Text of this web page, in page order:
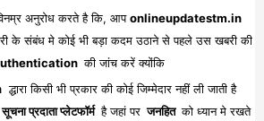
अनुरोध करते है कि, आपonlineupdatestm.in
के संबंध मे कोई भी बड़ा कदम उठाने से पहले उस खबरी की
की जांच करें क्योंकि
द्धारा किसी भी प्रकार की कोई जिम्मेदार नहीं ली जाती है
सूचना प्रदाता प्लेटफॉर्म है जहां पर जनहित को ध्यान मे रखते